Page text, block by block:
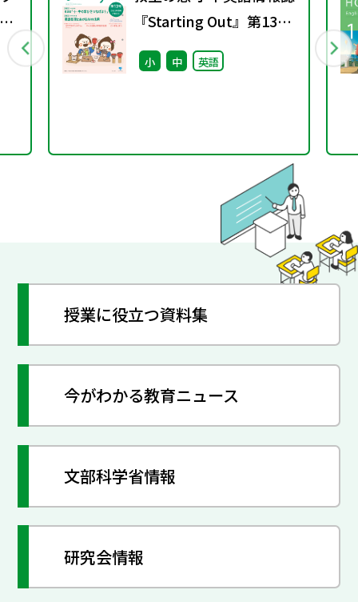
『Starting Out』第13号
(2025年春号)
小 中 英語
授業に役立つ資料集
今がわかる教育ニュース
文部科学省情報
研究会情報